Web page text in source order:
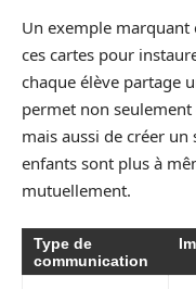
Un exemple marquant
ces cartes pour
chaque élève partage
permet non
mais aussi de créer un
enfants sont plus à
mutuellement.
Type de
communication